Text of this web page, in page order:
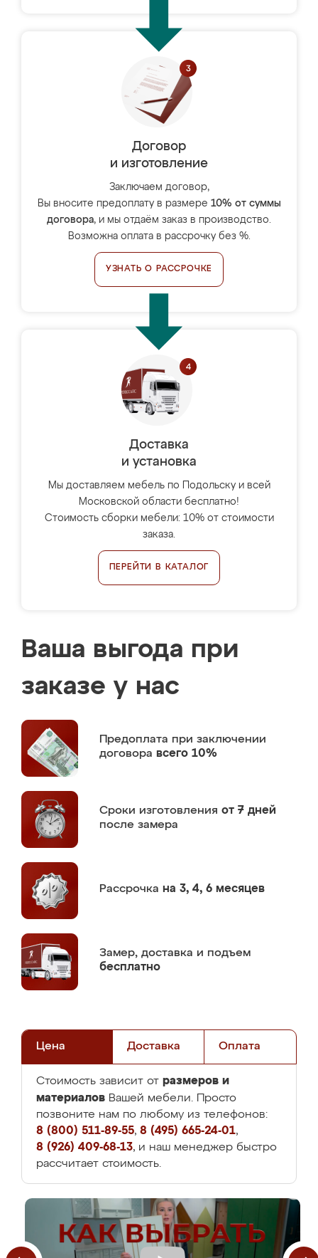
Договор
и изготовление
Заключаем договор,
Вы вносите предоплату в размере 10% от суммы
договора, и мы отдаём заказ в производство.
Возможна оплата в рассрочку без %.
УЗНАТЬ О РАССРОЧКЕ
Доставка
и установка
Мы доставляем мебель по Подольску и всей
Московской области бесплатно!
Стоимость сборки мебели: 10% от стоимости
заказа.
ПЕРЕЙТИ В КАТАЛОГ
Ваша выгода при
заказе у нас
Предоплата при заключении
договора всего 10%
Сроки изготовления от 7 дней
после замера
Рассрочка на 3, 4, 6 месяцев
Замер, доставка и подъем
бесплатно
Цена Доставка Оплата
Стоимость зависит от размеров и
материалов Вашей мебели. Просто
позвоните нам по любому из телефонов:
8 (800) 511-89-55, 8 (495) 665-24-01,
8 (926) 409-68-13, и наш менеджер быстро
рассчитает стоимость.